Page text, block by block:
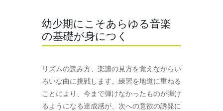
幼少期にこそあらゆる音楽
の基礎が身につく
リズムの読み方、楽譜の見方を覚えながらい
ろいな曲に挑戦します。練習を地道に重ねる
ことにより、今まで弾けなかったものが弾け
るようになる達成感が、次への意欲の誘発に